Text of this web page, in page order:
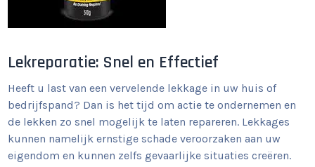
Lekreparatie: Snel en Effectief
Heeft u last van een vervelende lekkage in uw huis of
bedrijfspand? Dan is het tijd om actie te ondernemen en
de lekken zo snel mogelijk te laten repareren. Lekkages
kunnen namelijk ernstige schade veroorzaken aan uw
eigendom en kunnen zelfs gevaarlijke situaties creëren.